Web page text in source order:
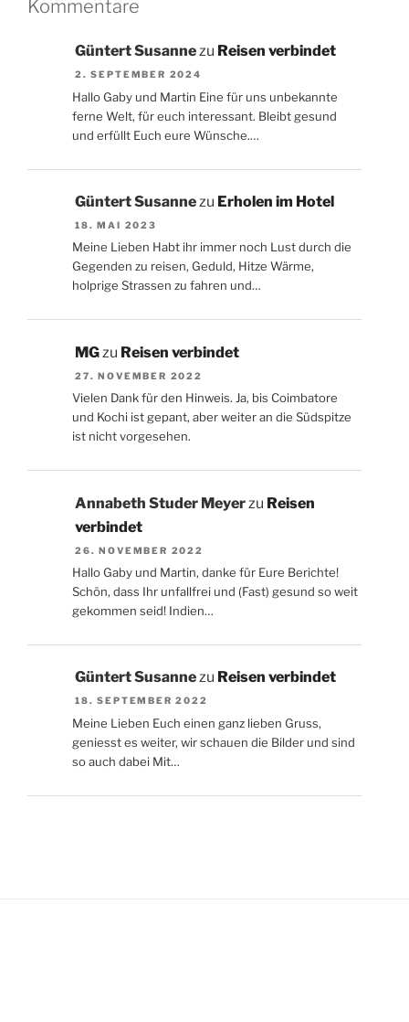
Kommentare
Güntert Susannezu Reisen verbindet
2. SEPTEMBER 2024
Hallo Gaby und Martin Eine für uns unbekannte
ferne Welt, für euch interessant. Bleibt gesund
und erfüllt Euch eure Wünsche.…
Güntert Susannezu Erholen im Hotel
18. MAI 2023
Meine Lieben Habt ihr immer noch Lust durch die
Gegenden zu reisen, Geduld, Hitze Wärme,
holprige Strassen zu fahren und…
MG zu Reisen verbindet
27. NOVEMBER 2022
Vielen Dank für den Hinweis. Ja, bis Coimbatore
und Kochi ist gepant, aber weiter an die Südspitze
ist nicht vorgesehen.
Annabeth Studer Meyer zu Reisen
verbindet
26. NOVEMBER 2022
Hallo Gaby und Martin, danke für Eure Berichte!
Schön, dass Ihr unfallfrei und (Fast) gesund so weit
gekommen seid! Indien…
Güntert Susannezu Reisen verbindet
18. SEPTEMBER 2022
Meine Lieben Euch einen ganz lieben Gruss,
geniesst es weiter, wir schauen die Bilder und sind
so auch dabei Mit…